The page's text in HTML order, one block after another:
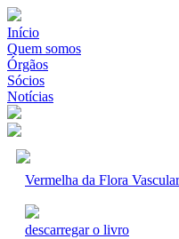
Início
Quem somos
Órgãos
Sócios
Notícias
Vermelha da Flora
descarregar o livro